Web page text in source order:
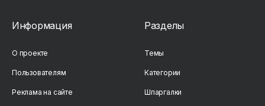
Информация
О проекте
Пользователям
Реклама на сайте
Разделы
Темы
Категории
Шпаргалки